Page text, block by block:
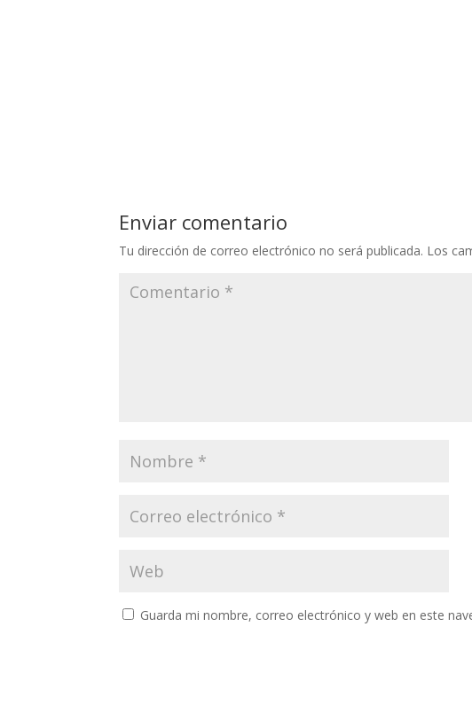
Enviar comentario
Tu dirección de correo electrónico no será publicada. Los
Guarda mi nombre, correo electrónico y web en este